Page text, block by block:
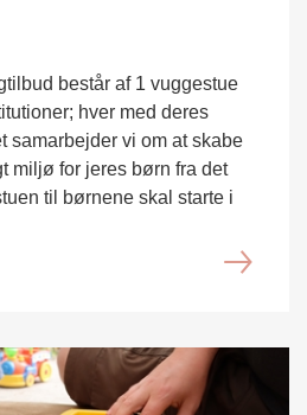
består af 1 vuggestue
hver med deres
samarbejder vi om at skabe
miljø for jeres børn fra det
til børnene skal starte i